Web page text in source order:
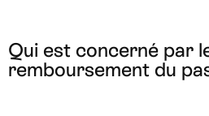
Qui est concerné par
remboursement du